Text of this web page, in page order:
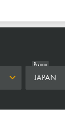
JAPAN
Рынок